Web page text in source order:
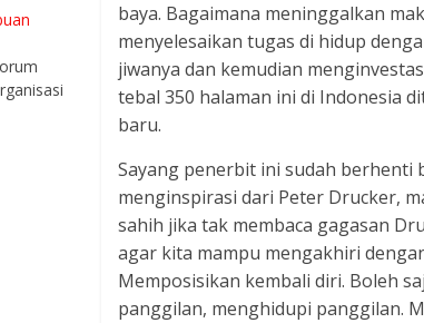
baya. Bagaimana meninggalkan
menyelesaikan tugas di hidup
jiwanya dan kemudian
tebal 350 halaman ini di Indonesia
baru.
Sayang penerbit ini sudah
menginspirasi dari Peter Drucker,
sahih jika tak membaca gagasan
agar kita mampu mengakhiri
Memposisikan kembali diri. Boleh
panggilan, menghidupi panggilan.